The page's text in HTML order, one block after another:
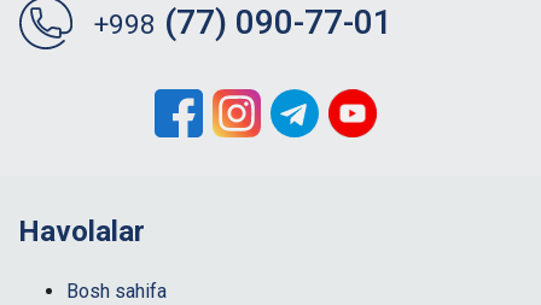
+998 (77) 090-77-01
Havolalar
Bosh sahifa